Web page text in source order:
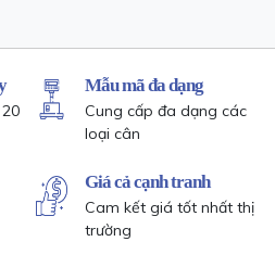
Mẫu mã đa dạng
Cung cấp đa dạng các
loại cân
Giá cả cạnh tranh
Cam kết giá tốt nhất thị
trường